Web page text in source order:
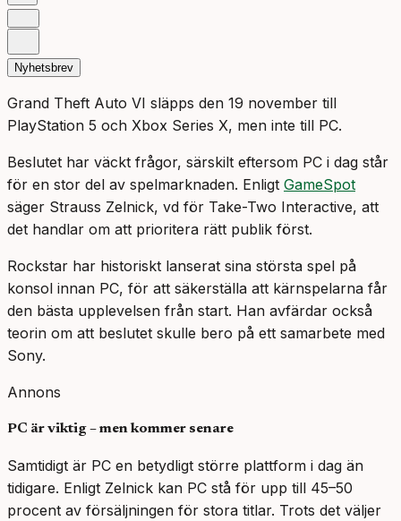
Nyhetsbrev
Grand Theft Auto VI släpps den 19 november till
PlayStation 5 och Xbox Series X, men inte till PC.
Beslutet har väckt frågor, särskilt eftersom PC i dag står
för en stor del av spelmarknaden. Enligt GameSpot
säger Strauss Zelnick, vd för Take-Two Interactive, att
det handlar om att prioritera rätt publik först.
Rockstar har historiskt lanserat sina största spel på
konsol innan PC, för att säkerställa att kärnspelarna får
den bästa upplevelsen från start. Han avfärdar också
teorin om att beslutet skulle bero på ett samarbete med
Sony.
Annons
PC är viktig – men kommer senare
Samtidigt är PC en betydligt större plattform i dag än
tidigare. Enligt Zelnick kan PC stå för upp till 45–50
procent av försäljningen för stora titlar. Trots det väljer